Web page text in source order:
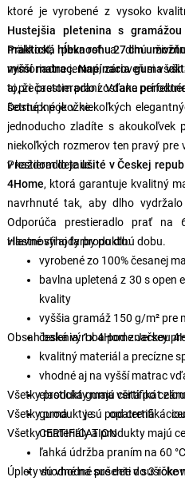
ktoré je vyrobené z vysoko
Hustejšia pletenina s
mäkkosť, pevnosť a dlhú
mimoriadne jemné, zároveň si
aj pri častom praní. Vďaka
šetrné k pokožke.
Praktická hĺbka rohu 27 cm
vyšší matrac. Napínacia guma
to, že prestieradlo zostane
Dostupné je v niekoľkých
jednoducho zladíte s akoukoľvek
niekoľkých rozmerov ten pravý
v každom detaile.
Prestieradlo jeušité v Českej
4Home, ktorá garantuje kvalitný
navrhnuté tak, aby dlho
Odporúča prestieradlo prať na
vlastnosti aj farby po dlhú dobu.
Hlavné výhody produktu:
vyrobené zo 100% česanej
bavlna upletená z 30 s open
kvality
vyššia gramáž 150 g/m² pre
česká výroba pod značkou
kvalitný materiál a precízne
vhodné aj na vyšší matrac
elastická guma všitá po
guma je opatrená
CERTIFICATION
ľahká údržba praním na 60 °C
vhodné na sušenie v sušičke
Obsah balenia: 1x 4Home Jersey
Všetky produkty majú certifikát
Všetky produkty sú pod
Všetky materiály a produkty majú
Úplety sú vhodné pre deti do 3